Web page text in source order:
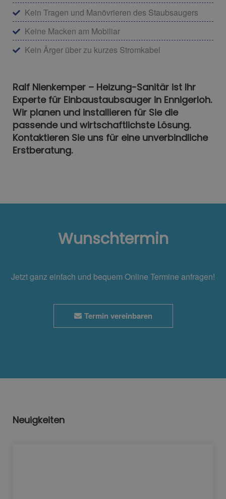
Kein Tragen und Manövrieren des Staubsaugers
Keine Macken am Mobiliar
Kein Ärger über zu kurzes Stromkabel
Ralf Nienkemper – Heizung-Sanitär ist Ihr
Experte für Einbaustaubsauger in Ennigerloh.
Wir planen und installieren für Sie die
passende und wirtschaftlichste Lösung.
Kontaktieren Sie uns für eine unverbindliche
Erstberatung.
Wunschtermin
Jetzt ganz einfach und bequem Online Termine anfragen!
Termin vereinbaren
Neuigkeiten